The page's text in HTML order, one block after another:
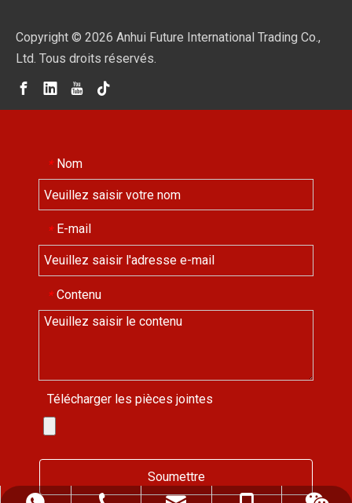
Copyright © 2026 Anhui Future International Trading Co.,
Ltd. Tous droits réservés.
* Nom
* E-mail
* Contenu
Télécharger les pièces jointes
Soumettre